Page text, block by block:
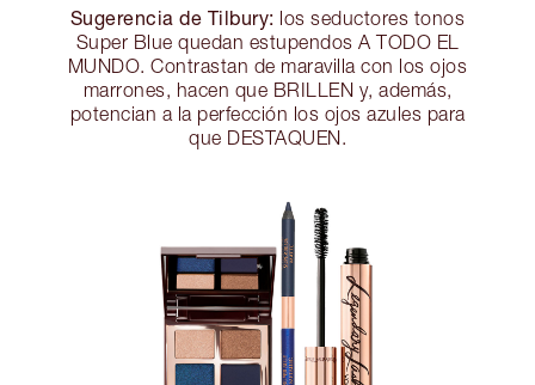
Sugerencia de Tilbury: los seductores tonos
Super Blue quedan estupendos A TODO EL
MUNDO. Contrastan de maravilla con los ojos
marrones, hacen que BRILLEN y, además,
potencian a la perfección los ojos azules para
que DESTAQUEN.